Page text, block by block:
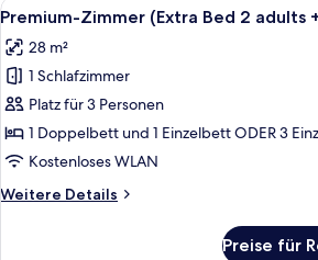
Fotos
für
Premium-
Zimmer
(Extra
Bed
adults
11
Premium-Zimmer (Extra Bed 2 adults
28 m²
1 Schlafzimmer
Platz für 3 Personen
1 Doppelbett und 1 Einzelbett ODER 3
Kostenloses WLAN
Weitere Details
Weitere
Preise für